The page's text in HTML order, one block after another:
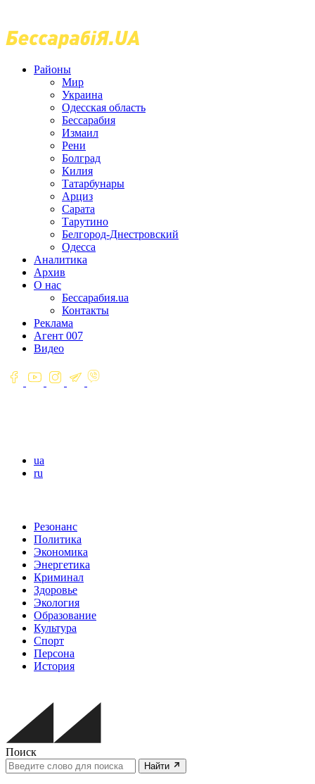
Районы
Мир
Украина
Одесская область
Бессарабия
Измаил
Рени
Болград
Килия
Татарбунары
Арциз
Сарата
Тарутино
Белгород-Днестровский
Одесса
Аналитика
Архив
О нас
Бессарабия.ua
Контакты
Реклама
Агент 007
Видео
ua
ru
Резонанс
Политика
Экономика
Энергетика
Криминал
Здоровье
Экология
Образование
Культура
Спорт
Персона
История
Поиск
Найти